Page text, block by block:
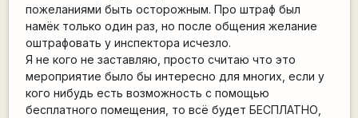
пожеланиями быть осторожным. Про штраф был
намёк только один раз, но после общения желание
оштрафовать у инспектора исчезло.
Я не кого не заставляю, просто считаю что это
мероприятие было бы интересно для многих, если у
кого нибудь есть возможность с помощью
бесплатного помещения, то всё будет БЕСПЛАТНО,